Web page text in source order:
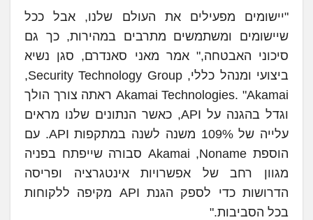
"יישומים מפעילים את העולם שלנו, אבל ככל
שיישומים ומשתמשים מתרבים במהירות, כך גם
סיכוני האבטחה," אמר מאני סאנדרם, סגן נשיא
ביצועי ומנהל כללי, Security Technology Group‏,
Akamai Technologies. "Akamai ראתה צורך הולך
וגדל בהגנה על API, כאשר הנתונים שלנו מראים
עלייה של 109% משנה לשנה במתקפות API‏. עם
הוספת Noname‏, Akamai סבורה שייפתח בפניה
מגוון רחב של אפשרויות אינטגרציה ופריסה
הדרושות כדי לספק הגנת API מקיפה ללקוחות
בכל הסביבות."